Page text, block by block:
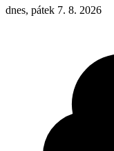
dnes, pátek 7. 8. 2026